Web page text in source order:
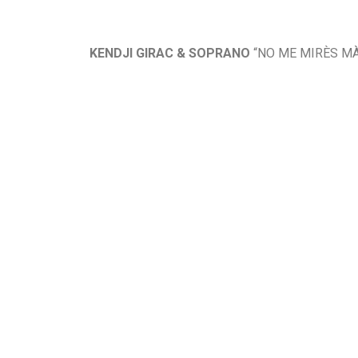
KENDJI GIRAC & SOPRANO “NO ME MIRÈS